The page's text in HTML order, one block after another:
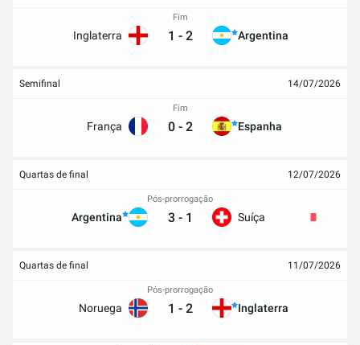
Inglaterra
Fim
1 - 2 Argentina
Semifinal 14/07/2026
França
Fim
0 - 2 Espanha
Quartas de final 12/07/2026
Argentina
Pós-prorrogação
3 - 1 Suíça
Quartas de final 11/07/2026
Noruega
Pós-prorrogação
1 - 2 Inglaterra